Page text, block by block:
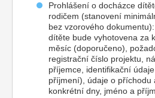
Prohlášení o docházce
rodičem (stanovení
bez vzorového
dítěte bude vyhotovena za
měsíc (doporučeno),
registrační číslo projektu,
příjemce, identifikační
příjmení), údaje o příchodu
konkrétní dny, jméno a